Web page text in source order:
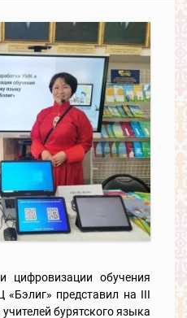
цифровизации обучения
представил на III
бурятского языка